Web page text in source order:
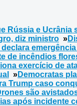
Rússia e Ucrânia
diz ministro »
de incêndios
exercício de
»Democratas
Trump caso
são
após incidente